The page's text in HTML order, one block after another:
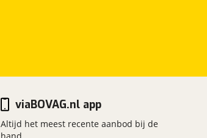
viaBOVAG.nl app
Altijd het meest recente aanbod bij de